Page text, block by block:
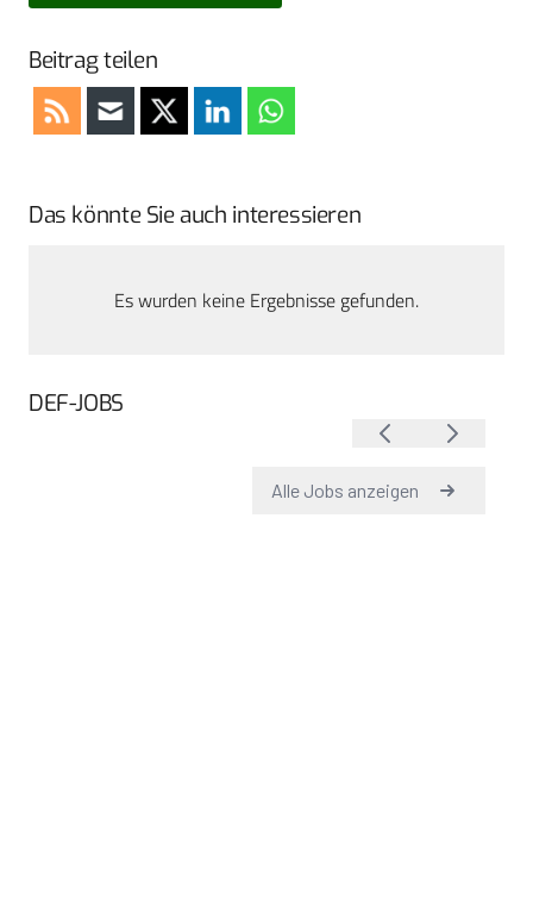
Beitrag teilen
Das könnte Sie auch interessieren
Es wurden keine Ergebnisse gefunden.
DEF-JOBS